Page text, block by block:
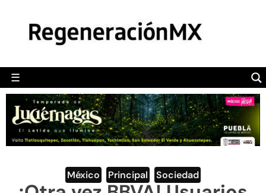
☰
POLÍTICA
CAMALEÓN
OPINIÓN
DEPORTES
ENGLISH SECTION
VIDEOS
México Principal Sociedad